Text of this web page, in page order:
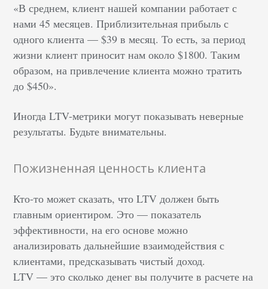
«В среднем, клиент нашей компании работает с
нами 45 месяцев. Приблизительная прибыль с
одного клиента — $39 в месяц. То есть, за период
жизни клиент приносит нам около $1800. Таким
образом, на привлечение клиента можно тратить
до $450».
Иногда LTV-метрики могут показывать неверные
результаты. Будьте внимательны.
Пожизненная ценность клиента
Кто-то может сказать, что LTV должен быть
главным ориентиром. Это — показатель
эффективности, на его основе можно
анализировать дальнейшие взаимодействия с
клиентами, предсказывать чистый доход.
LTV — это сколько денег вы получите в расчете на